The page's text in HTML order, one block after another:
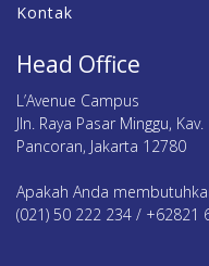
Kontak
Head Office
L’Avenue Campus
Jln. Raya Pasar Minggu,
Pancoran, Jakarta 12780
Apakah Anda
(021) 50 222 234 / +62821